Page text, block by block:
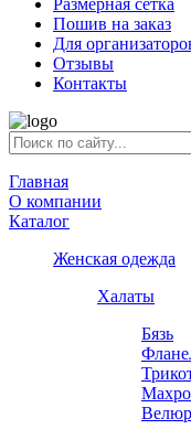
Размерная сетка
Пошив на заказ
Для
Отзывы
Контакты
Главная
О компании
Каталог
Женская одежда
Халаты
Бязь
Велюр